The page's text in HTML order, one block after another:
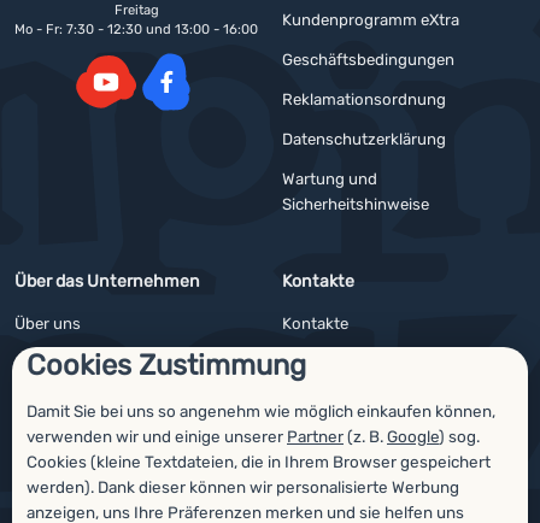
Cookies Zustimmung
Damit Sie bei uns so angenehm wie möglich einkaufen können,
verwenden wir und einige unserer Partner(z. B.Google) sog.
Cookies (kleine Textdateien, die in Ihrem Browser gespeichert
werden). Dank dieser können wir personalisierte Werbung
anzeigen, uns Ihre Präferenzen merken und sie helfen uns
Kundenprogramm eXtra
Geschäftsbedingungen
Reklamationsordnung
Datenschutzerklärung
Wartung und
Sicherheitshinweise
Über das Unternehmen
Über uns
Impressum
4camping4nature
Unsere Tester
Kontakte
Kontakte
Angebote für Firmen und Vereine
Newsletter
Freitag
Mo - Fr: 7:30 - 12:30 und 13:00 - 16:00